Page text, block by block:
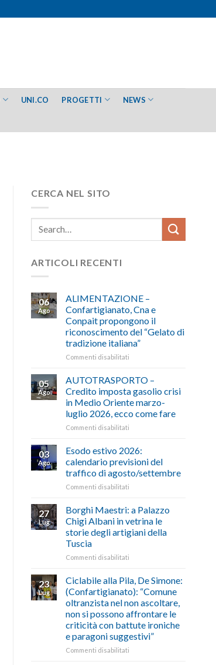
UNI.CO PROGETTI NEWS
CERCA NEL SITO
ARTICOLI RECENTI
06
Ago
ALIMENTAZIONE –
Confartigianato, Cna e
Conpait propongono il
riconoscimento del “Gelato di
tradizione italiana”
Commenti disabilitati
–
Cna
e
Conpait
riconoscimento
del
“Gelato
di
05
Ago
AUTOTRASPORTO –
Credito imposta gasolio crisi
in Medio Oriente marzo-
luglio 2026, ecco come fare
Commenti disabilitati
–
imposta
gasolio
Medio
Oriente
marzo-
luglio
fare
03
Ago
Esodo estivo 2026:
calendario previsioni del
traffico di agosto/settembre
Commenti disabilitati
estivo
calendario
previsioni
agosto/settembre
27
Lug
Borghi Maestri: a Palazzo
Chigi Albani in vetrina le
storie degli artigiani della
Tuscia
Commenti disabilitati
Maestri:
Palazzo
Chigi
Albani
in
vetrina
23
Lug
Ciclabile alla Pila, De Simone:
(Confartigianato): “Comune
oltranzista nel non ascoltare,
non si possono affrontare le
criticità con battute ironiche
e paragoni suggestivi”
Commenti disabilitati